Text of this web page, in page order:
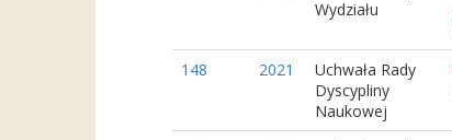
Wydziału
148 2021
Uchwała Rady
Dyscypliny
Naukowej